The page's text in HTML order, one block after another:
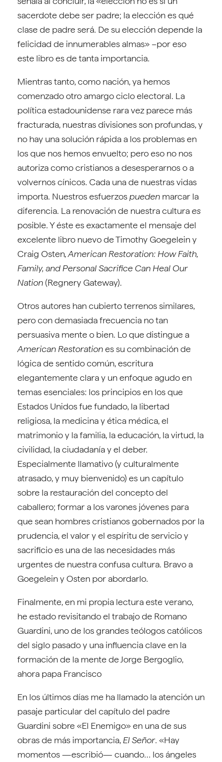
sacerdote debe ser padre; la elección es qué
clase de padre será. De su elección depende la
felicidad de innumerables almas» –por eso
este libro es de tanta importancia.
Mientras tanto, como nación, ya hemos
comenzado otro amargo ciclo electoral. La
política estadounidense rara vez parece más
fracturada, nuestras divisiones son profundas, y
no hay una solución rápida a los problemas en
los que nos hemos envuelto; pero eso no nos
autoriza como cristianos a desesperarnos o a
volvernos cínicos. Cada una de nuestras vidas
importa. Nuestros esfuerzospueden marcar la
diferencia. La renovación de nuestra culturaes
posible. Y éste es exactamente el mensaje del
excelente libro nuevo de Timothy Goegelein y
Craig Osten, American Restoration: How Faith,
Family, and Personal Sacrifice Can Heal Our
Nation(Regnery Gateway).
Otros autores han cubierto terrenos similares,
pero con demasiada frecuencia no tan
persuasiva mente o bien. Lo que distingue a
American Restorationes su combinación de
lógica de sentido común, escritura
elegantemente clara y un enfoque agudo en
temas esenciales: los principios en los que
Estados Unidos fue fundado, la libertad
religiosa, la medicina y ética médica, el
matrimonio y la familia, la educación, la virtud, la
civilidad, la ciudadanía y el deber.
Especialmente llamativo (y culturalmente
atrasado, y muy bienvenido) es un capítulo
sobre la restauración del concepto del
caballero; formar a los varones jóvenes para
que sean hombres cristianos gobernados por la
prudencia, el valor y el espíritu de servicio y
sacrificio es una de las necesidades más
urgentes de nuestra confusa cultura. Bravo a
Goegelein y Osten por abordarlo.
Finalmente, en mi propia lectura este verano,
he estado revisitando el trabajo de Romano
Guardini, uno de los grandes teólogos católicos
del siglo pasado y una influencia clave en la
formación de la mente de Jorge Bergoglio,
ahora papa Francisco
En los últimos días me ha llamado la atención un
pasaje particular del capítulo del padre
Guardini sobre «El Enemigo» en una de sus
obras de más importancia, El Señor. «Hay
momentos —escribió— cuando… los ángeles